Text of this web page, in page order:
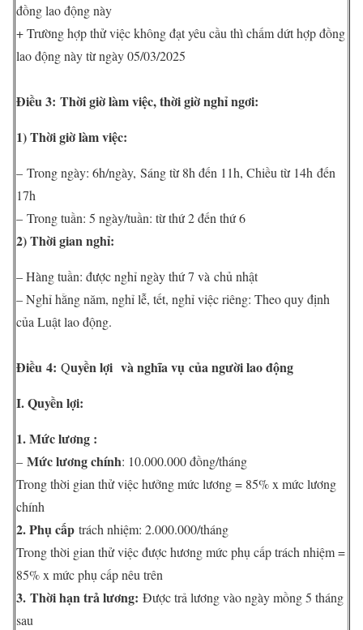
đồng lao động này
+ Trường hợp thử việc không đạt yêu cầu thì chấm dứt hợp đồng
lao động này từ ngày 05/03/2025
Điều 3: Thời giờ làm việc, thời giờ nghỉ ngơi:
1) Thời giờ làm việc:
– Trong ngày: 6h/ngày, Sáng từ 8h đến 11h, Chiều từ 14h đến
17h
– Trong tuần: 5 ngày/tuần: từ thứ 2 đến thứ 6
2) Thời gian nghỉ:
– Hàng tuần: được nghỉ ngày thứ 7 và chủ nhật
– Nghỉ hằng năm, nghỉ lễ, tết, nghỉ việc riêng: Theo quy định
của Luật lao động.
Điều 4: Quyền lợi và nghĩa vụ của người lao động
I. Quyền lợi:
1. Mức lương :
– Mức lương chính: 10.000.000 đồng/tháng
Trong thời gian thử việc hưởng mức lương = 85% x mức lương
chính
2. Phụ cấp trách nhiệm: 2.000.000/tháng
Trong thời gian thử việc được hương mức phụ cấp trách nhiệm =
85% x mức phụ cấp nêu trên
3. Thời hạn trả lương: Được trả lương vào ngày mồng 5 tháng
sau